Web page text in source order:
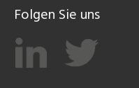
Folgen Sie uns